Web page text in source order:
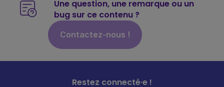
Une question, une remarque ou un
bug sur ce contenu ?
Contactez-nous !
Restez connecté·e !